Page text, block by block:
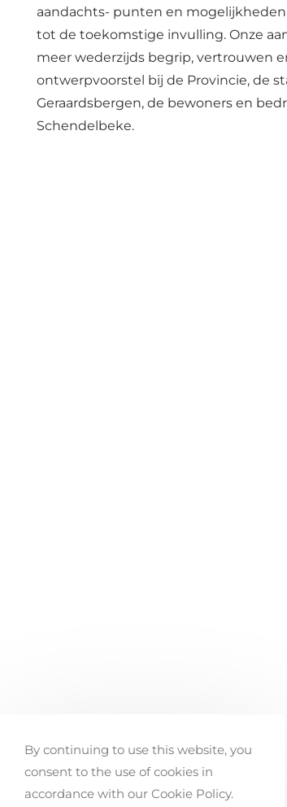
aandachts- punten en
tot de toekomstige invulling. Onze
meer wederzijds begrip, vertrouwen
ontwerpvoorstel bij de Provincie, de
Geraardsbergen, de bewoners en
Schendelbeke.
By continuing to use this website, you
consent to the use of cookies in
accordance with our Cookie Policy.